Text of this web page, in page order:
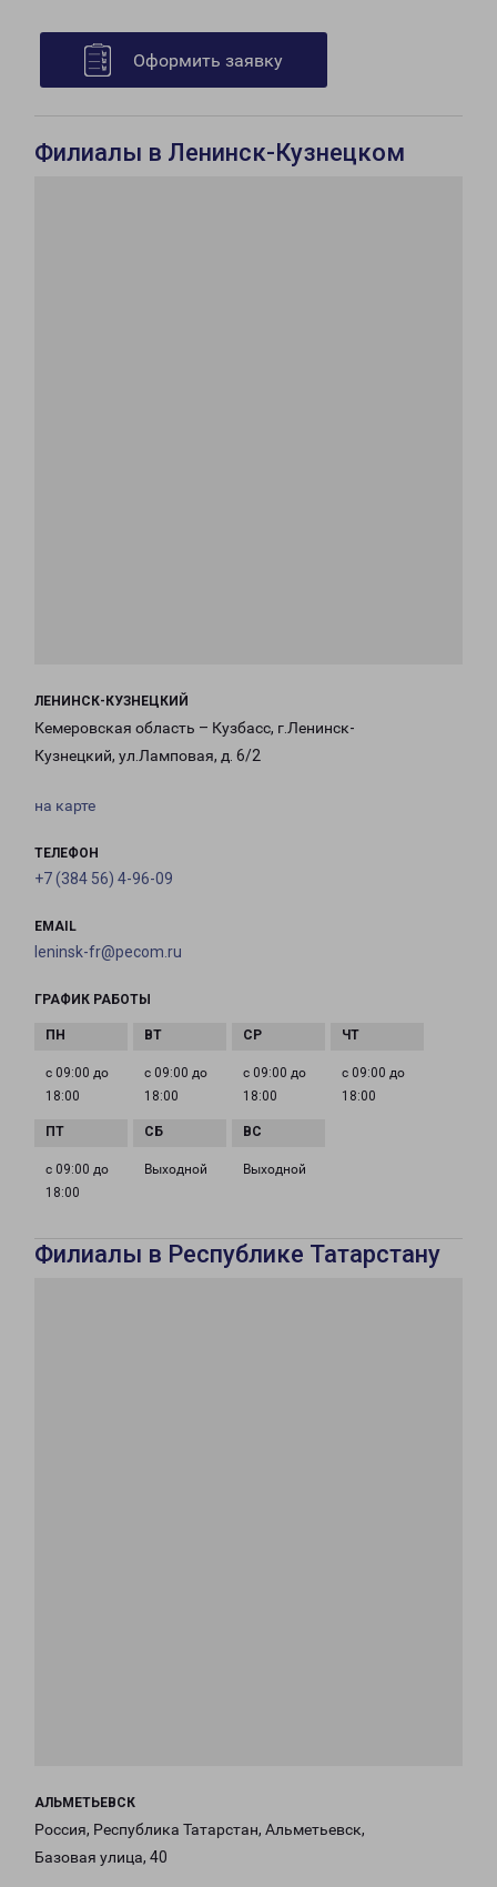
Оформить заявку
Филиалы в Ленинск-Кузнецком
ЛЕНИНСК-КУЗНЕЦКИЙ
Кемеровская область – Кузбасс, г.Ленинск-
Кузнецкий, ул.Ламповая, д. 6/2
на карте
ТЕЛЕФОН
+7 (384 56) 4-96-09
EMAIL
leninsk-fr@pecom.ru
ГРАФИК РАБОТЫ
с 09:00 до
18:00
с 09:00 до
18:00
с 09:00 до
18:00
с 09:00 до
18:00
с 09:00 до
18:00
Выходной Выходной
Филиалы в Республике Татарстану
АЛЬМЕТЬЕВСК
Россия, Республика Татарстан, Альметьевск,
Базовая улица, 40